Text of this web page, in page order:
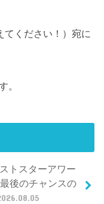
ください！）宛に
。
トスターアワー
後のチャンスの